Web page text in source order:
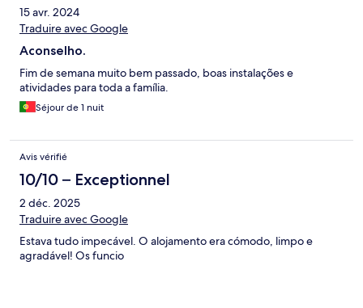
15 avr. 2024
Traduire avec Google
Aconselho.
Fim de semana muito bem passado, boas instalações e
atividades para toda a família.
Séjour de 1 nuit
Avis vérifié
10/10 – Exceptionnel
2 déc. 2025
Traduire avec Google
Estava tudo impecável. O alojamento era cómodo, limpo e
agradável! Os funcio